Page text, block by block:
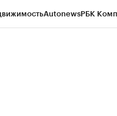
AutonewsРБК